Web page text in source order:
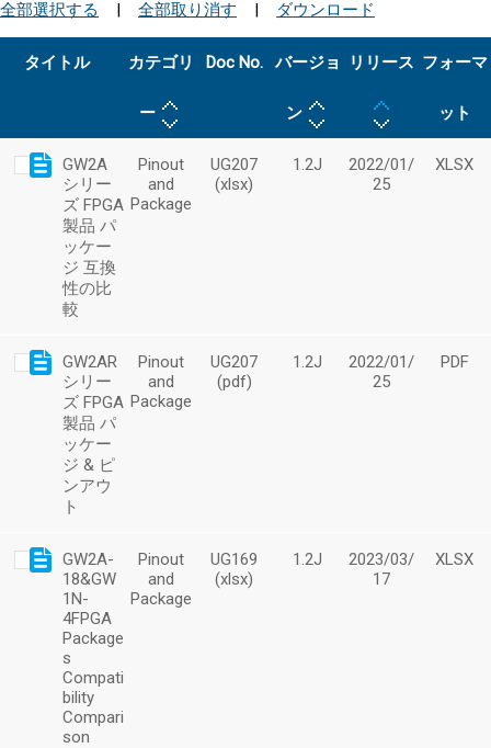
全部選択する | 全部取り消す | ダウンロード
タイトル カテゴリ
ー
Doc No. バージョ
ン
リリース フォーマ
ット
GW2A
シリー
ズ FPGA
製品 パ
ッケー
ジ 互換
性の比
較
Pinout
and
Package
UG207
(xlsx)
1.2J
2022/01/
25
XLSX
GW2AR
シリー
ズ FPGA
製品 パ
ッケー
ジ & ピ
ンアウ
ト
Pinout
and
Package
UG207
(pdf)
1.2J
2022/01/
25
PDF
GW2A-
18&GW
1N-
4FPGA
Package
s
Compati
bility
Compari
son
Pinout
and
Package
UG169
(xlsx)
1.2J
2023/03/
17
XLSX